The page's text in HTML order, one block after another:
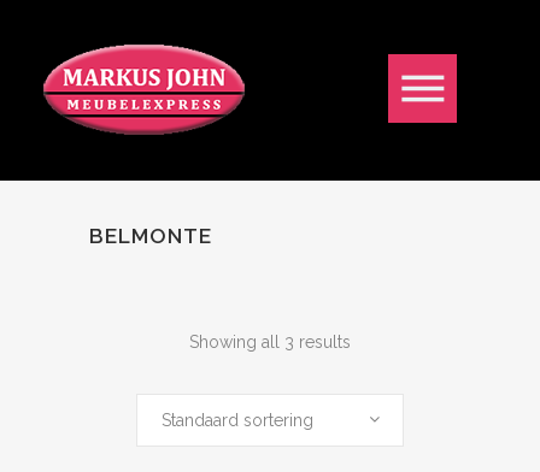
BELMONTE
Showing all 3 results
Standaard sortering